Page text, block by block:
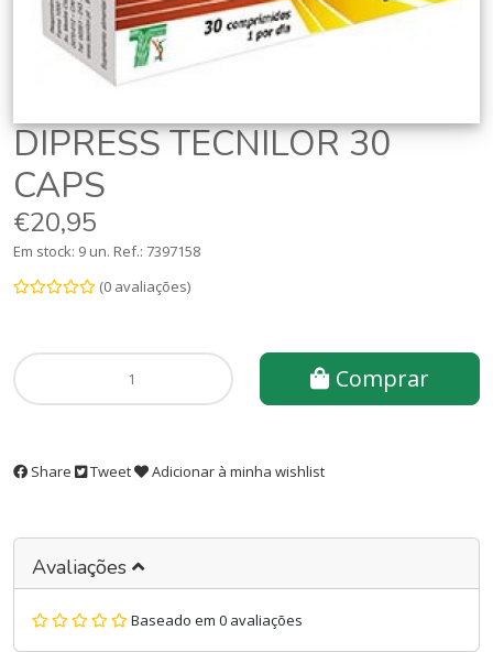
DIPRESS TECNILOR 30
CAPS
€20,95
Em stock: 9 un. Ref.: 7397158
(0 avaliações)
Comprar
Share Tweet Adicionar à minha wishlist
Avaliações
Baseado em 0 avaliações